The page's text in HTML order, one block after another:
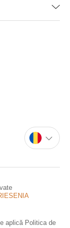
aplică Politica de